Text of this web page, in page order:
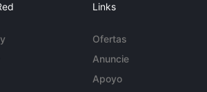
Links
Ofertas
Anuncie
Apoyo